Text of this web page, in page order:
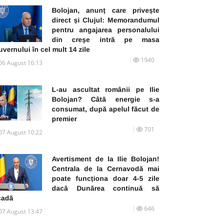
Bolojan, anunț care privește
direct și Clujul: Memorandumul
pentru angajarea personalului
din creșe intră pe masa
în cel mult 14 zile
August 16:13 1940
L-au ascultat românii pe Ilie
Bolojan? Câtă energie s-a
consumat, după apelul făcut de
premier
August 10:22 701
Avertisment de la Ilie Bolojan!
Centrala de la Cernavodă mai
poate funcționa doar 4-5 zile
dacă Dunărea continuă să
August 13:47 646